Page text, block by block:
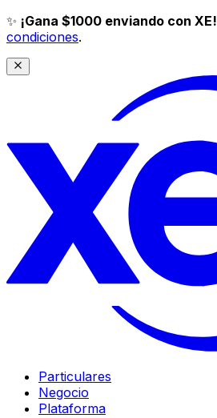
✨ ¡Gana $1000 enviando con XE!
condiciones.
Particulares
Negocio
Plataforma